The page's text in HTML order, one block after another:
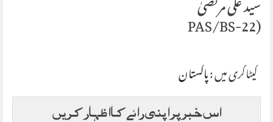
(PAS/BS-22
کیٹاگری میں :پاکستان
اس خبر پر اپنی رائے کا اظہار کریں